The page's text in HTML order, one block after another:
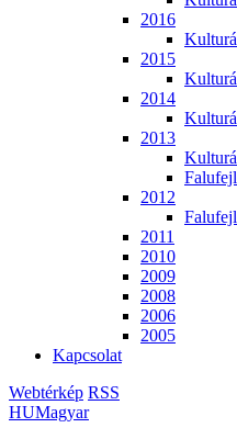
2016
2015
2014
2013
2012
2011
2010
2009
2008
2006
2005
Kapcsolat
Webtérkép RSS
HUMagyar